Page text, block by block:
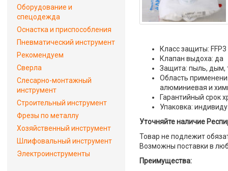
Класс защиты: FFP3
Клапан выдоха: да
Защита: пыль, дым,
Область
алюминиевая и
Гарантийный срок
Упаковка:
Уточняйте наличие
Товар не подлежит
Возможны поставки в
Преимущества:
Оборудование и
спецодежда
Оснастка и приспособления
Пневматический инструмент
Рекомендуем
Сверла
Слесарно-монтажный
инструмент
Строительный инструмент
Фрезы по металлу
Хозяйственный инструмент
Шлифовальный инструмент
Электроинструменты